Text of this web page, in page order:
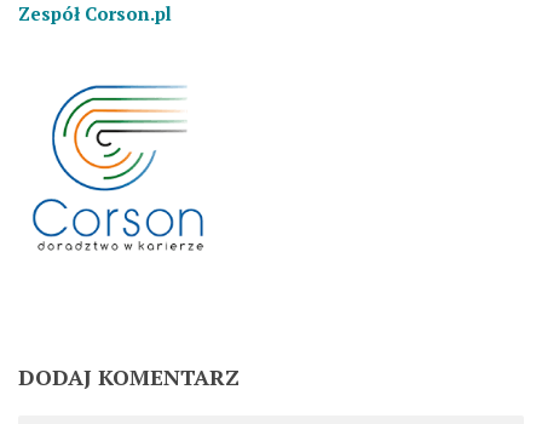
Zespół Corson.pl
DODAJ KOMENTARZ